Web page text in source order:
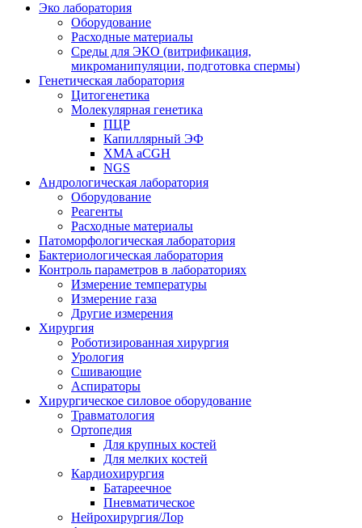
Эко лаборатория
Оборудование
Расходные материалы
Среды для ЭКО (витрификация,
микроманипуляции, подготовка спермы)
Генетическая лаборатория
Цитогенетика
Молекулярная генетика
ПЦР
Капиллярный ЭФ
XMA aCGH
NGS
Андрологическая лаборатория
Оборудование
Реагенты
Расходные материалы
Патоморфологическая лаборатория
Бактериологическая лаборатория
Контроль параметров в лабораториях
Измерение температуры
Измерение газа
Другие измерения
Хирургия
Роботизированная хирургия
Урология
Сшивающие
Аспираторы
Хирургическое силовое оборудование
Травматология
Ортопедия
Для крупных костей
Для мелких костей
Кардиохирургия
Батареечное
Пневматическое
Нейрохирургия/Лор